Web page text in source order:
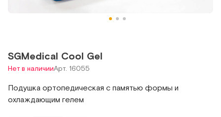
SGMedical Cool Gel
Нет в наличииАрт. 16055
Подушка ортопедическая с памятью формы и
охлаждающим гелем